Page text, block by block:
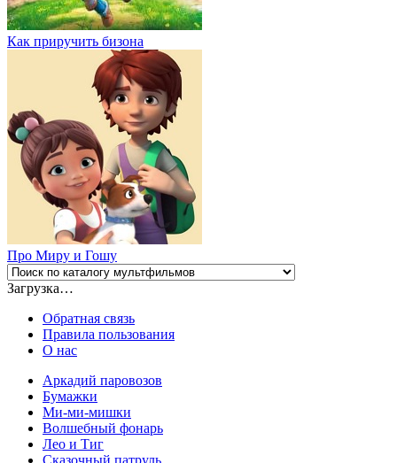
Как приручить бизона
Про Миру и Гошу
Загрузка…
Обратная связь
Правила пользования
О нас
Аркадий паровозов
Бумажки
Ми-ми-мишки
Волшебный фонарь
Лео и Тиг
Сказочный патруль